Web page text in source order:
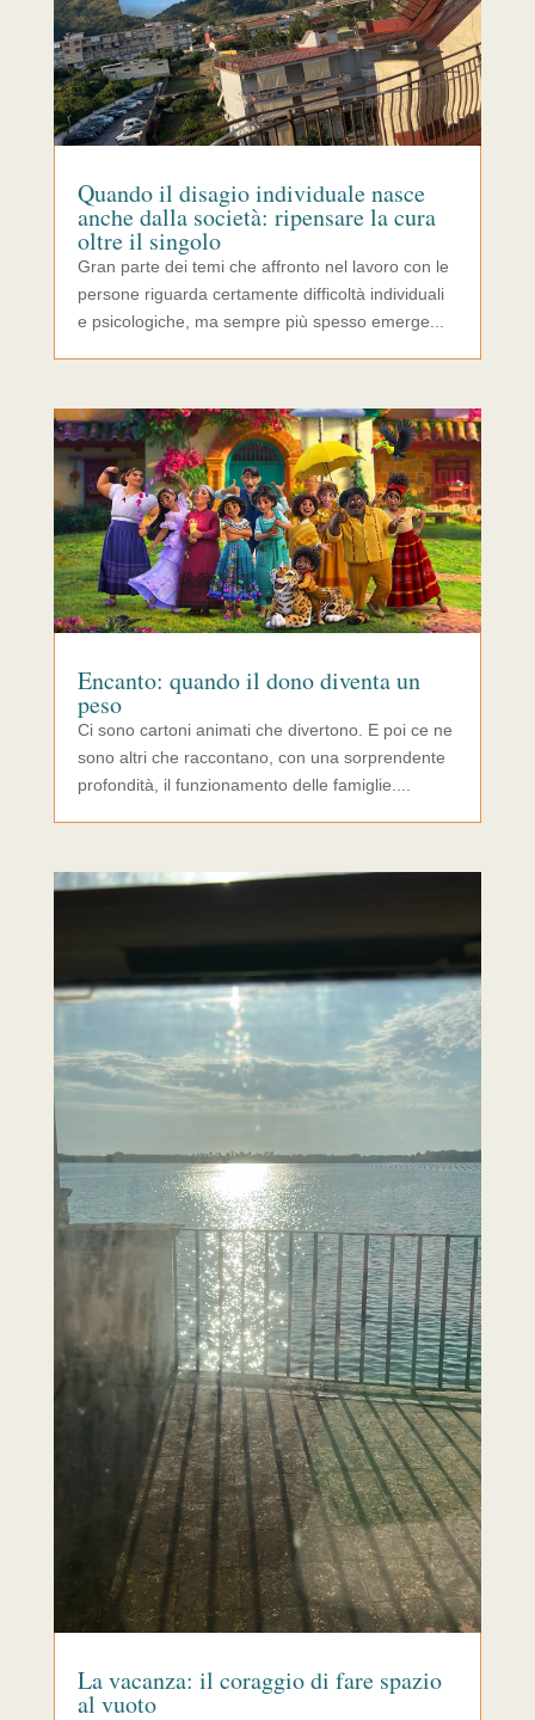
Quando il disagio individuale nasce
anche dalla società: ripensare la cura
oltre il singolo
Gran parte dei temi che affronto nel lavoro con le
persone riguarda certamente difficoltà individuali
e psicologiche, ma sempre più spesso emerge...
Encanto: quando il dono diventa un
peso
Ci sono cartoni animati che divertono. E poi ce ne
sono altri che raccontano, con una sorprendente
profondità, il funzionamento delle famiglie....
La vacanza: il coraggio di fare spazio
al vuoto